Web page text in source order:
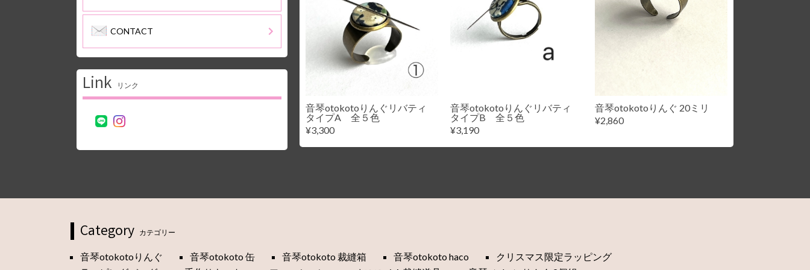
音琴otokotoりんぐリバティ
タイプA 全５色
¥3,300
音琴otokotoりんぐリバティ
タイプB 全５色
¥3,190
音琴otokotoりんぐ 20ミリ
¥2,860
CONTACT
Link リンク
Category カテゴリー
音琴otokotoりんぐ 音琴otokoto 缶 音琴otokoto 裁縫箱 音琴otokoto haco
クリスマス限定ラッピング